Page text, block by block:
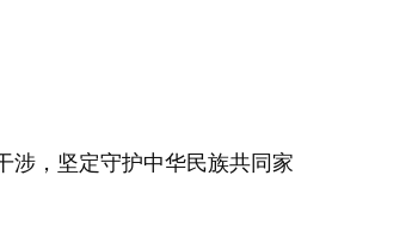
，坚定守护中华民族共同家